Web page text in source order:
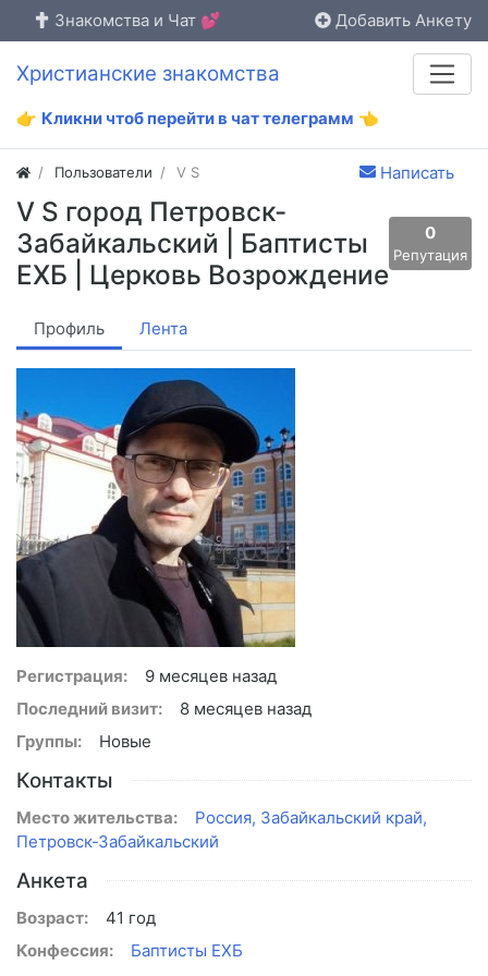
Знакомства и Чат 💕 Добавить Анкету
Христианские знакомства
👉 Кликни чтоб перейти в чат телеграмм 👈
Пользователи V S Написать
V S город Петровск-
Забайкальский | Баптисты
ЕХБ | Церковь Возрождение
0
Репутация
Профиль Лента
Регистрация:
9 месяцев назад
Последний визит:
8 месяцев назад
Группы:
Новые
Контакты
Место жительства:
Россия, Забайкальский край,
Петровск-Забайкальский
Анкета
Возраст:
41 год
Конфессия:
Баптисты ЕХБ